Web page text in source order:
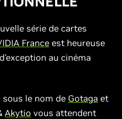
série de cartes
France est heureuse
au cinéma
sous le nom de Gotaga et
Akytio vous attendent